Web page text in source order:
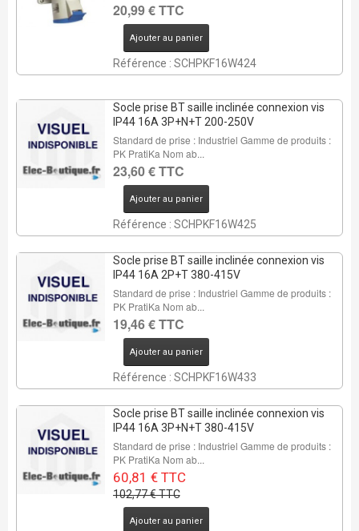
20,99 € TTC
Ajouter au panier
Référence : SCHPKF16W424
Socle prise BT saille inclinée connexion vis
IP44 16A 3P+N+T 200-250V
Standard de prise : Industriel Gamme de produits :
PK PratiKa Nom ab...
23,60 € TTC
Ajouter au panier
Référence : SCHPKF16W425
Socle prise BT saille inclinée connexion vis
IP44 16A 2P+T 380-415V
Standard de prise : Industriel Gamme de produits :
PK PratiKa Nom ab...
19,46 € TTC
Ajouter au panier
Référence : SCHPKF16W433
Socle prise BT saille inclinée connexion vis
IP44 16A 3P+N+T 380-415V
Standard de prise : Industriel Gamme de produits :
PK PratiKa Nom ab...
60,81 € TTC
102,77 € TTC
Ajouter au panier